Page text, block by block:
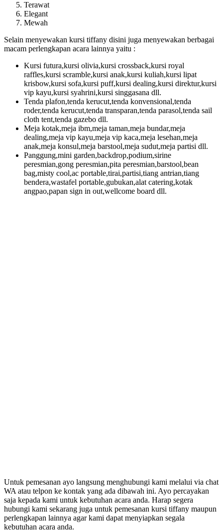
Terawat
Elegant
Mewah
Selain menyewakan kursi tiffany disini juga menyewakan berbagai
macam perlengkapan acara lainnya yaitu :
Kursi futura,kursi olivia,kursi crossback,kursi royal
raffles,kursi scramble,kursi anak,kursi kuliah,kursi lipat
krisbow,kursi sofa,kursi puff,kursi dealing,kursi direktur,kursi
vip kayu,kursi syahrini,kursi singgasana dll.
Tenda plafon,tenda kerucut,tenda konvensional,tenda
roder,tenda kerucut,tenda transparan,tenda parasol,tenda sail
cloth tent,tenda gazebo dll.
Meja kotak,meja ibm,meja taman,meja bundar,meja
dealing,meja vip kayu,meja vip kaca,meja lesehan,meja
anak,meja konsul,meja barstool,meja sudut,meja partisi dll.
Panggung,mini garden,backdrop,podium,sirine
peresmian,gong peresmian,pita peresmian,barstool,bean
bag,misty cool,ac portable,tirai,partisi,tiang antrian,tiang
bendera,wastafel portable,gubukan,alat catering,kotak
angpao,papan sign in out,wellcome board dll.
Untuk pemesanan ayo langsung menghubungi kami melalui via chat
WA atau telpon ke kontak yang ada dibawah ini. Ayo percayakan
saja kepada kami untuk kebutuhan acara anda. Harap segera
hubungi kami sekarang juga untuk pemesanan kursi tiffany maupun
perlengkapan lainnya agar kami dapat menyiapkan segala
kebutuhan acara anda.